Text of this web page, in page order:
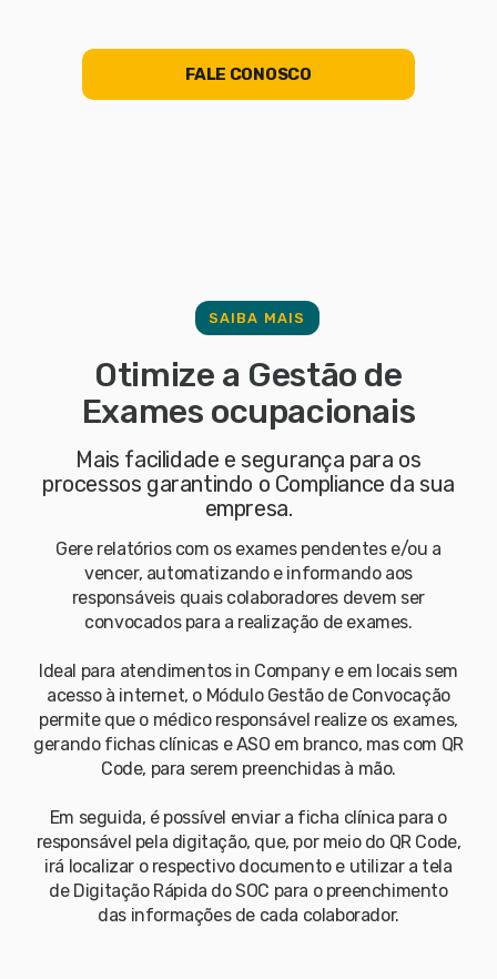
FALE CONOSCO
SAIBA MAIS
Otimize a Gestão de
Exames ocupacionais
Mais facilidade e segurança para os
processos garantindo o Compliance da sua
empresa.
Gere relatórios com os exames pendentes e/ou a
vencer, automatizando e informando aos
responsáveis quais colaboradores devem ser
convocados para a realização de exames.
Ideal para atendimentos in Company e em locais sem
acesso à internet, o Módulo Gestão de Convocação
permite que o médico responsável realize os exames,
gerando fichas clínicas e ASO em branco, mas com QR
Code, para serem preenchidas à mão.
Em seguida, é possível enviar a ficha clínica para o
responsável pela digitação, que, por meio do QR Code,
irá localizar o respectivo documento e utilizar a tela
de Digitação Rápida do SOC para o preenchimento
das informações de cada colaborador.